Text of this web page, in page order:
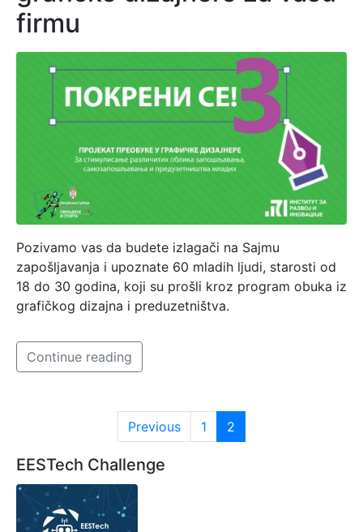
firmu
Pozivamo vas da budete izlagači na Sajmu
zapošljavanja i upoznate 60 mladih ljudi, starosti od
18 do 30 godina, koji su prošli kroz program obuka iz
grafičkog dizajna i preduzetništva.
Continue reading
Previous 1 2
EESTech Challenge